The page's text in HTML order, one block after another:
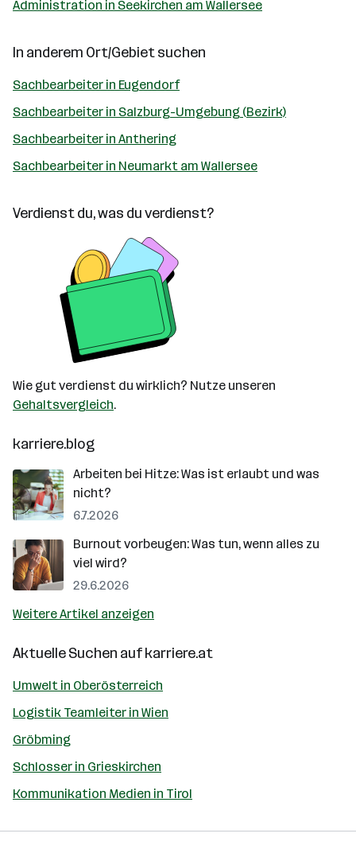
Administration in Seekirchen am Wallersee
In anderem Ort/Gebiet suchen
Sachbearbeiter in Eugendorf
Sachbearbeiter in Salzburg-Umgebung (Bezirk)
Sachbearbeiter in Anthering
Sachbearbeiter in Neumarkt am Wallersee
Verdienst du, was du verdienst?
Wie gut verdienst du wirklich? Nutze unseren
Gehaltsvergleich.
karriere.blog
Arbeiten bei Hitze: Was ist erlaubt und was
nicht?
6.7.2026
Burnout vorbeugen: Was tun, wenn alles zu
viel wird?
29.6.2026
Weitere Artikel anzeigen
Aktuelle Suchen aufkarriere.at
Umwelt in Oberösterreich
Logistik Teamleiter in Wien
Gröbming
Schlosser in Grieskirchen
Kommunikation Medien in Tirol